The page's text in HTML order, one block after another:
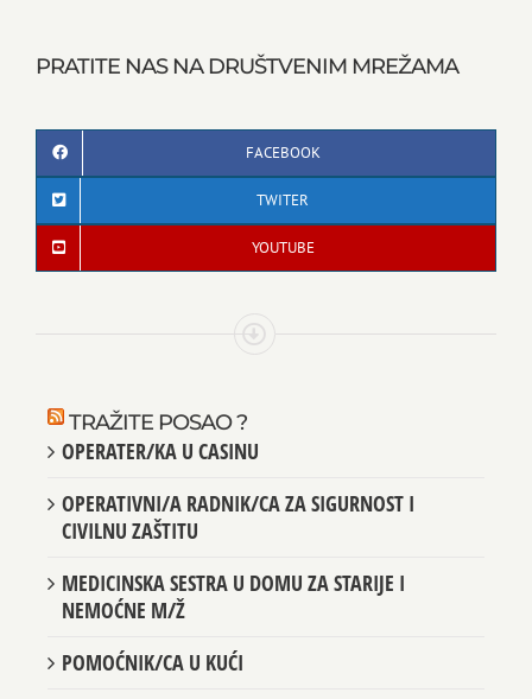
PRATITE NAS NA DRUŠTVENIM MREŽAMA
FACEBOOK
TWITER
YOUTUBE
TRAŽITE POSAO ?
OPERATER/KA U CASINU
OPERATIVNI/A RADNIK/CA ZA SIGURNOST I
CIVILNU ZAŠTITU
MEDICINSKA SESTRA U DOMU ZA STARIJE I
NEMOĆNE M/Ž
POMOĆNIK/CA U KUĆI